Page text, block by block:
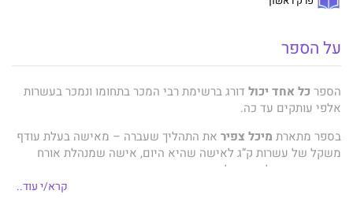
על הספר
הספר כל אחד יכול דורג ברשימת רבי המכר בתחומו ונמכר בעשרות
אלפי עותקים עד כה.
בספר מתארת מיכל צפיר את התהליך שעברה – מאישה בעלת עודף
משקל של עשרות ק”ג לאישה שהיא היום, אישה שמנהלת אורח
חיים בריא ובעלת משקל גוף מאוזן.
מספרת את סיפורה האישי בשפה קולחת, בהומור ובראייה
קרא/י עוד..